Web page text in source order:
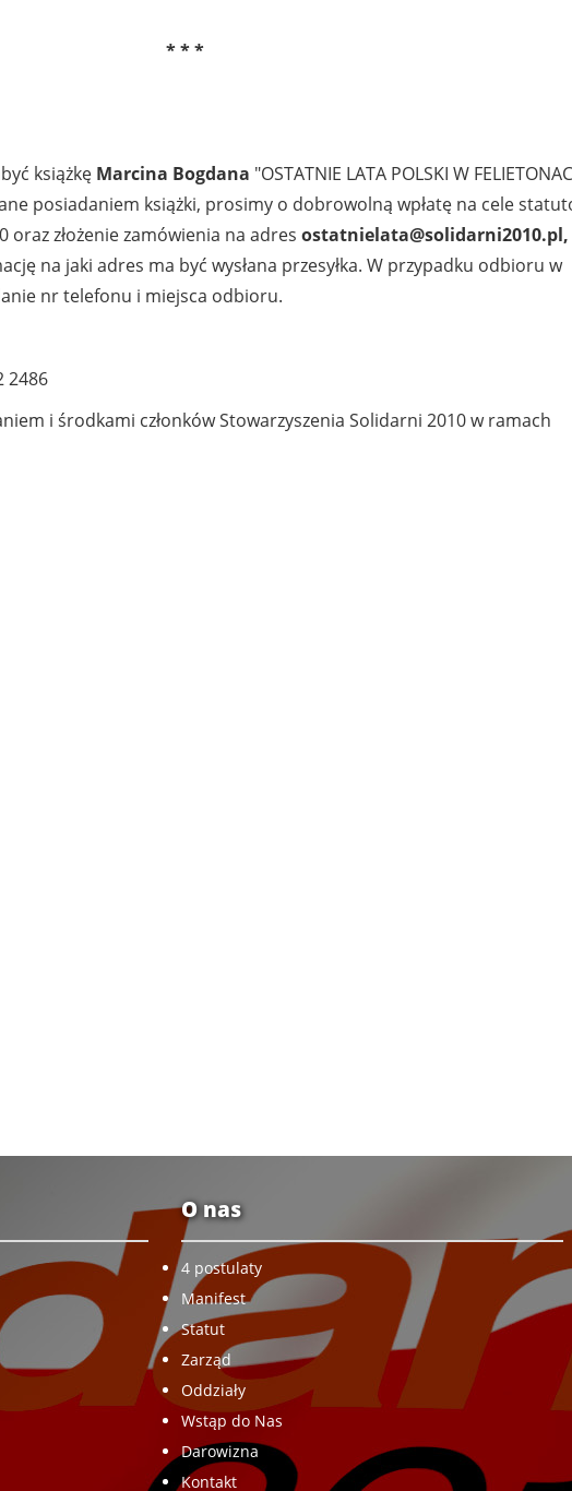
* * *
książkę Marcina Bogdana "OSTATNIE LATA POLSKI W
posiadaniem książki, prosimy o dobrowolną wpłatę na cele
oraz złożenie zamówienia na adres ostatnielata@solidarni2010.pl,
na jaki adres ma być wysłana przesyłka. W przypadku odbioru w
nr telefonu i miejsca odbioru.
2486
i środkami członków Stowarzyszenia Solidarni 2010 w ramach
O nas
4 postulaty
Manifest
Statut
Zarząd
Oddziały
Wstąp do Nas
Darowizna
Kontakt